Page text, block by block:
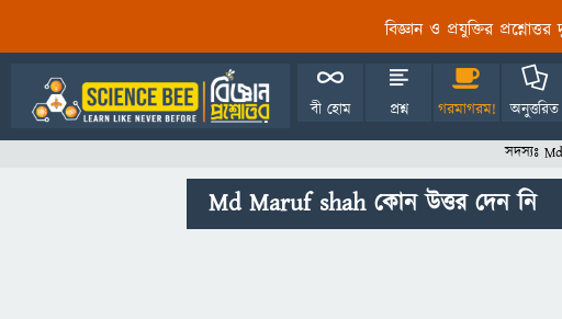
বিজ্ঞান ও প্রযুক্তির
বী হোম প্রশ্ন গরমাগরম! অনুত্তরিত
সদস্যঃ
Md Maruf shah কোন উত্তর দেন নি